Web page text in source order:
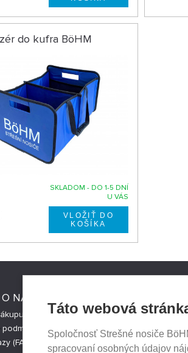
do kufra BöHM
SKLADOM - DO 1-5 DNÍ
U VÁS
NÁKUPE
(FAQ)
Strešné
Česká
Cookies
Táto webová
Spoločnosť Strešné nosiče
spracovaní osobných údajov